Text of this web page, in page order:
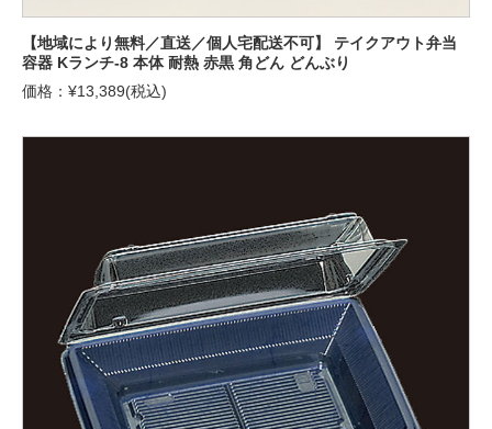
【地域により無料／直送／個人宅配送不可】 テイクアウト弁当
容器 Kランチ-8 本体 耐熱 赤黒 角どん どんぶり
価格：¥13,389(税込)